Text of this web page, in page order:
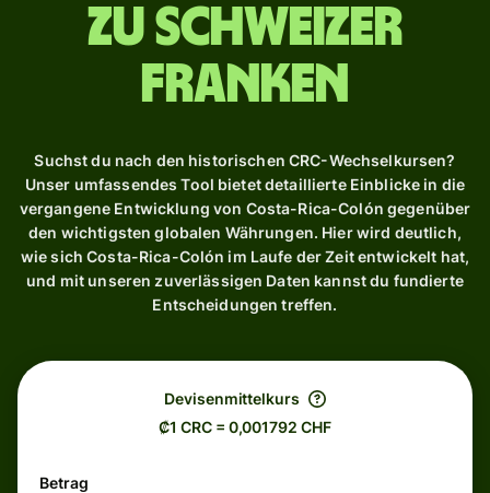
zu Schweizer
Franken
Suchst du nach den historischen CRC-Wechselkursen?
Unser umfassendes Tool bietet detaillierte Einblicke in die
vergangene Entwicklung von Costa-Rica-Colón gegenüber
den wichtigsten globalen Währungen. Hier wird deutlich,
wie sich Costa-Rica-Colón im Laufe der Zeit entwickelt hat,
und mit unseren zuverlässigen Daten kannst du fundierte
Entscheidungen treffen.
Devisenmittelkurs
₡1 CRC = 0,001792 CHF
Betrag